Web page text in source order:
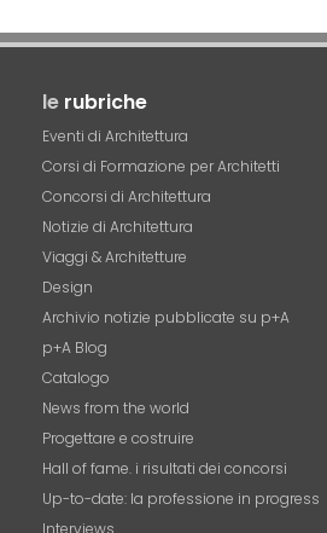
le rubriche
Eventi di Architettura
Corsi di Formazione per Architetti
Concorsi di Architettura
Notizie di Architettura
Viaggi & Architetture
Design
Archivio notizie pubblicate su p+A
p+A Blog
Catalogo
News from the world
Progettare e costruire
Hall of fame. i risultati dei concorsi
Up-to-date: la professione in progress
Interviews